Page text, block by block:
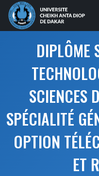
DIPLÔME
SCIENCES
SPÉCIALITÉ
OPTION
ET